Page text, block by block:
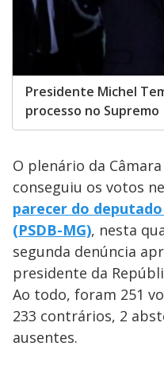
Presidente Michel
processo no Supremo
O plenário da
conseguiu os votos
parecer do
(PSDB-MG), nesta
segunda denúncia
presidente da
Ao todo, foram 251
233 contrários, 2
ausentes.